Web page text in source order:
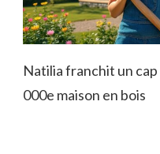
Natilia franchit un
000e maison en bois